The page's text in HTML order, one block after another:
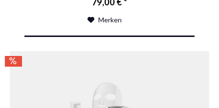
Merken